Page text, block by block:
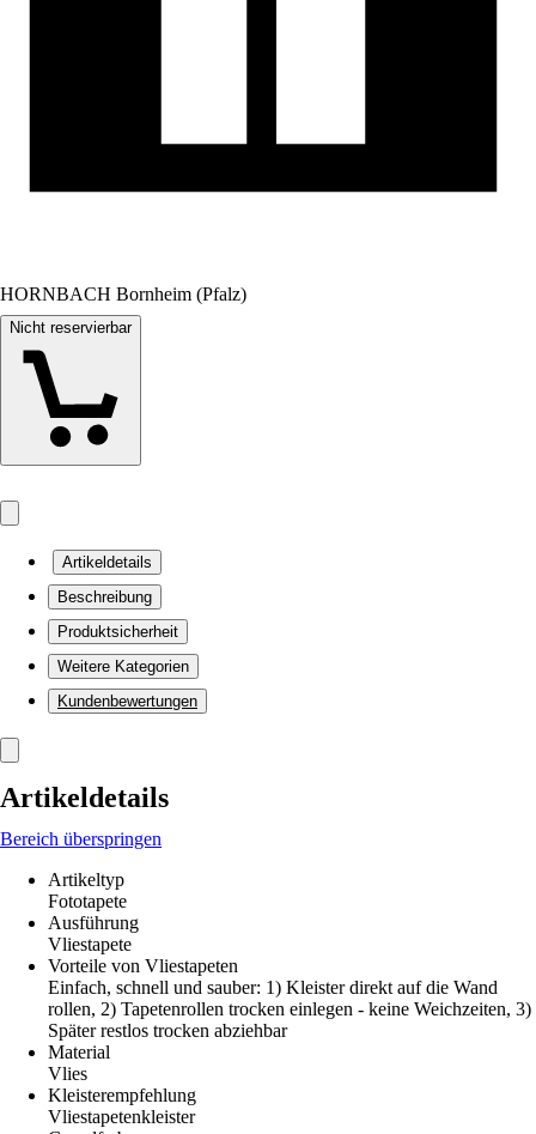
HORNBACH Bornheim (Pfalz)
Nicht reservierbar
Artikeldetails
Beschreibung
Produktsicherheit
Weitere Kategorien
Kundenbewertungen
Artikeldetails
Bereich überspringen
Artikeltyp
Fototapete
Ausführung
Vliestapete
Vorteile von Vliestapeten
Einfach, schnell und sauber: 1) Kleister direkt auf die Wand
rollen, 2) Tapetenrollen trocken einlegen - keine Weichzeiten, 3)
Später restlos trocken abziehbar
Material
Vlies
Kleisterempfehlung
Vliestapetenkleister